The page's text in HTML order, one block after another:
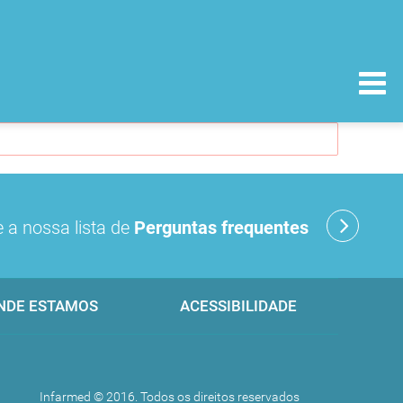
a nossa lista de Perguntas frequentes
ESTAMOS ACESSIBILIDADE
Infarmed © 2016. Todos os direitos reservados